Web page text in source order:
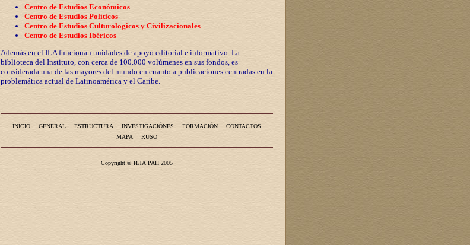
Centro de Estudios Económicos
Centro de Estudios Políticos
Centro de Estudios Culturologicos y Civilizacionales
Centro de Estudios Ibéricos
Además en el ILA funcionan unidades de apoyo editorial e informativo. La
biblioteca del Instituto, con cerca de 100.000 volúmenes en sus fondos, es
considerada una de las mayores del mundo en cuanto a publicaciones centradas en la
problemática actual de Latinoamérica y el Caribe.
INICIO GENERAL ESTRUCTURA INVESTIGACIÓNES FORMACIÓN
CONTACTOS
MAPA
RUSO
Copyright © ИЛА РАН 2005